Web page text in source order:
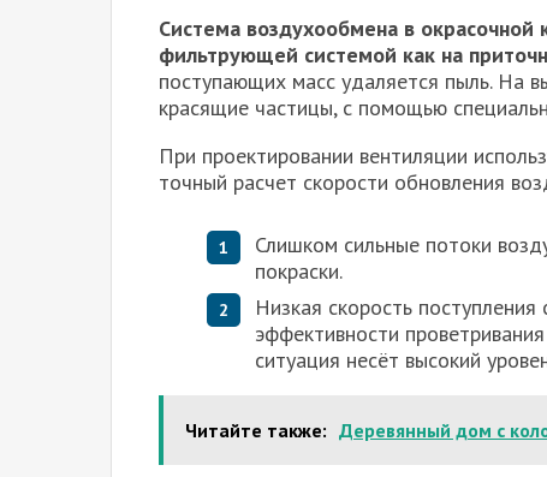
Система воздухообмена в
фильтрующей системой как на
поступающих масс удаляется пыль. На
красящие частицы, с помощью
При проектировании вентиляции
точный расчет скорости обновления
Слишком сильные потоки
покраски.
Низкая скорость
эффективности
ситуация несёт высокий
Читайте также: Деревянный дом с